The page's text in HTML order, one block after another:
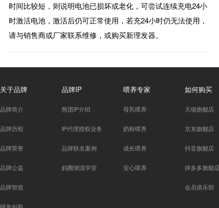
时间比较短，则说明电池已损坏或老化，可尝试连续充电24小
时激活电池，激活后仍可正常使用，若充24小时仍无法使用，
请与销售商或厂家联系维修，或购买新理发器。
关于品牌
品牌简介
品牌历程
品牌荣誉
品牌公益
品牌智造
研发创新
品牌IP
熊团IP介绍
IP代理授权业务
品牌联名案例
妈圈潮流学堂
喂养专家
母乳喂养
奶粉喂养
成长喂养
安心喂养
如何购买
天猫旗舰店
京东旗舰店
抖音旗舰店
拼多多旗舰
会员俱乐部